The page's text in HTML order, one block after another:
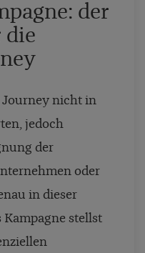
der
die
Journey nicht in
jedoch
der
oder
in dieser
Kampagne stellst